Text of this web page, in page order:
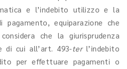
e l’indebito utilizzo e la
pagamento, equiparazione che
che la giurisprudenza
di cui all’art. 493-terl’indebito
per effettuare pagamenti o